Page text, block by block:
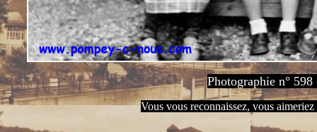
Photographie n°
Vous vous reconnaissez, vous